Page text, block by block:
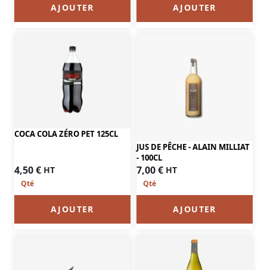
AJOUTER AJOUTER
COCA COLA ZÉRO PET 125CL
4,50€ HT
AJOUTER
JUS DE PÊCHE - ALAIN MILLIAT
- 100CL
7,00€ HT
AJOUTER